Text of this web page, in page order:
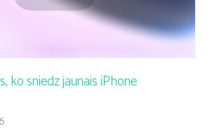
ko sniedz jaunais iPhone